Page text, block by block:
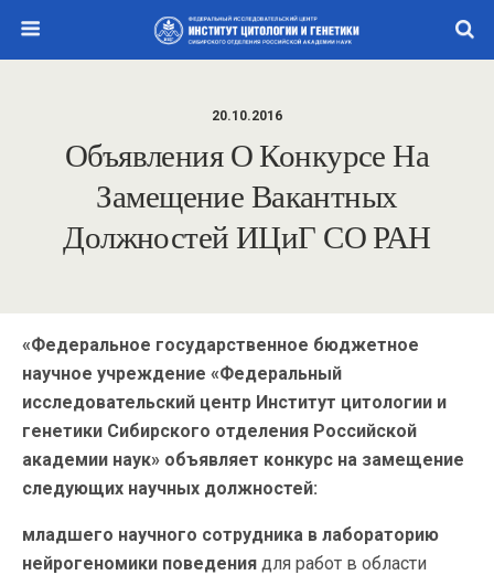
20.10.2016
Объявления О Конкурсе На
Замещение Вакантных
Должностей ИЦиГ СО РАН
«Федеральное государственное бюджетное
научное учреждение «Федеральный
исследовательский центр Институт цитологии и
генетики Сибирского отделения Российской
академии наук» объявляет конкурс на замещение
следующих научных должностей:
младшего научного сотрудника в лабораторию
нейрогеномики поведения для работ в области